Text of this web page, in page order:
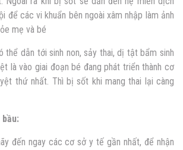
để các vi khuẩn bên ngoài xâm nhập làm ảnh
mẹ và bé
thể dẫn tới sinh non, sảy thai, dị tật bẩm sinh
là vào giai đoạn bé đang phát triển thành cơ
thứ nhất. Thì bị sốt khi mang thai lại càng
đến ngay các cơ sở y tế gần nhất, để nhận